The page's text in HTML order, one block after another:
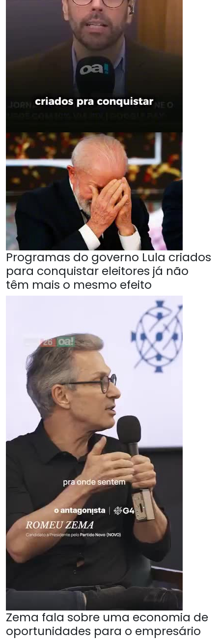
Programas do governo Lula criados
para conquistar eleitores já não
têm mais o mesmo efeito
Zema fala sobre uma economia de
oportunidades para o empresário